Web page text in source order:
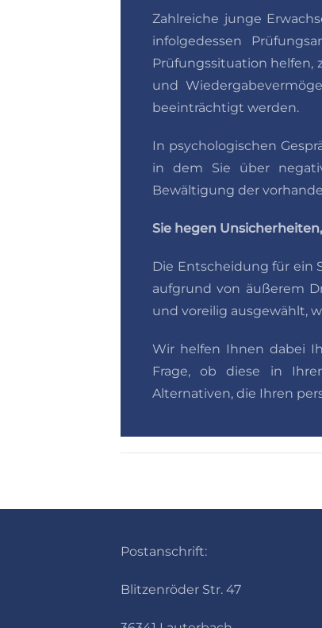
Zahlreiche junge
infolgedessen
Prüfungssituation helfen,
und
beeinträchtigt werden.
In psychologischen
in dem Sie über
Bewältigung der
Sie hegen
Die Entscheidung für ein
aufgrund von äußerem
und voreilig ausgewählt,
Wir helfen Ihnen dabei
Frage, ob diese in
Alternativen, die Ihren
Postanschrift:
Blitzenröder Str. 47